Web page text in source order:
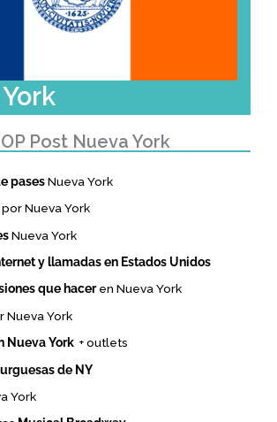
Post Nueva York
pasesNueva York
por Nueva York
Nueva York
y llamadas en Estados Unidos
que haceren Nueva York
Nueva York
Nueva York + outlets
de NY
York